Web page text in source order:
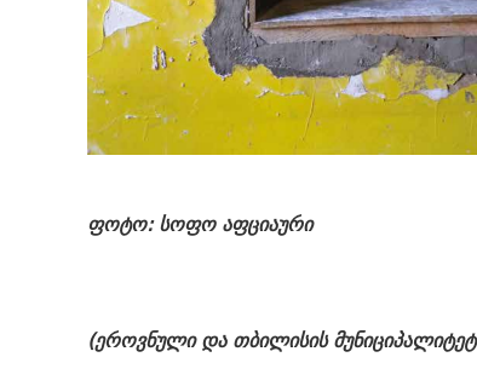
ფოტო: სოფო აფციაური
(ეროვნული და თბილისის